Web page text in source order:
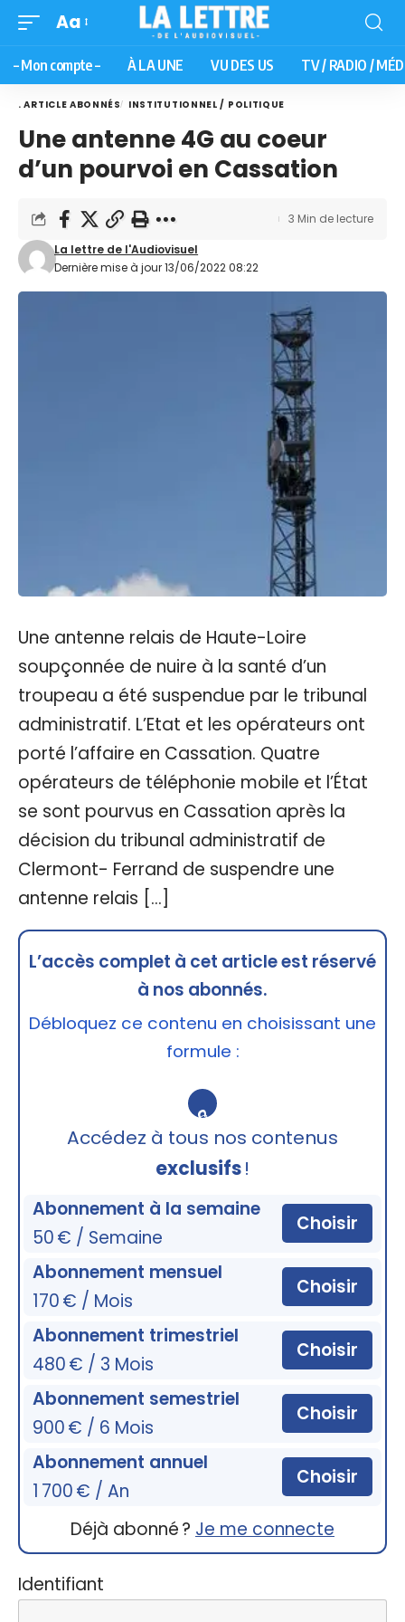
Aa
– Mon compte – À LA UNE VU DES US TV / RADIO /
. ARTICLE ABONNÉS INSTITUTIONNEL / POLITIQUE
Une antenne 4G au coeur
d’un pourvoi en Cassation
Dernière mise à jour 13/06/2022 08:22
La lettre de l'Audiovisuel
3 Min de lecture
Une antenne relais de Haute-Loire
soupçonnée de nuire à la santé d’un
troupeau a été suspendue par le tribunal
administratif. L’Etat et les opérateurs ont
porté l’affaire en Cassation. Quatre
opérateurs de téléphonie mobile et l’État
se sont pourvus en Cassation après la
décision du tribunal administratif de
Clermont- Ferrand de suspendre une
antenne relais […]
L’accès complet à cet article est réservé
à nos abonnés.
Débloquez ce contenu en choisissant une
formule :
🔒
Accédez à tous nos contenus
exclusifs!
Abonnement à la semaine
50 € / Semaine
Choisir
Abonnement mensuel
170 € / Mois
Choisir
Abonnement trimestriel
480 € / 3 Mois
Choisir
Abonnement semestriel
900 € / 6 Mois
Choisir
Abonnement annuel
1 700 € / An
Choisir
Déjà abonné ? Je me connecte
Identifiant